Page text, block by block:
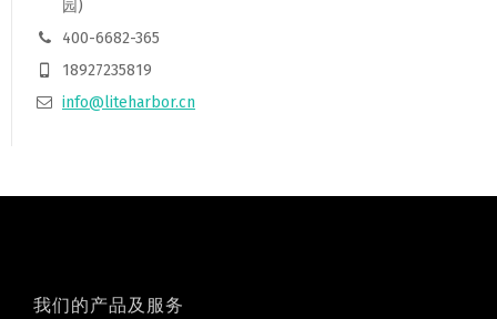
园)
400-6682-365
18927235819
info@liteharbor.cn
我们的产品及服务